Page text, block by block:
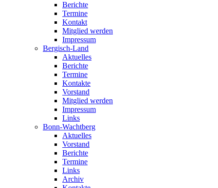
Berichte
Termine
Kontakt
Mitglied werden
Impressum
Bergisch-Land
Aktuelles
Berichte
Termine
Kontakte
Vorstand
Mitglied werden
Impressum
Links
Bonn-Wachtberg
Aktuelles
Vorstand
Berichte
Termine
Links
Archiv